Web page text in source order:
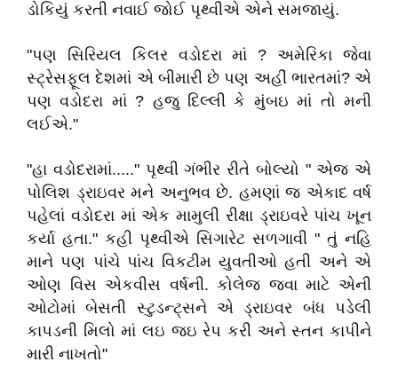
ડોકિયું કરતી નવાઈ જોઈ પૃથ્વીએ એને સમજાયું.
"પણ સિરિયલ કિલર વડોદરા માં ? અમેરિકા જેવા
સ્ટ્રેસફૂલ દેશમાં એ બીમારી છે પણ અહીં ભારતમાં? એ
પણ વડોદરા માં ? હજુ દિલ્લી કે મુંબઇ માં તો મની
લઈએ."
"હા વડોદરામાં....." પૃથ્વી ગંભીર રીતે બોલ્યો " એજ એ
પોલિશ ડ્રાઇવર મને અનુભવ છે. હમણાં જ એકાદ વર્ષ
પહેલાં વડોદરા માં એક મામુલી રીક્ષા ડ્રાઇવરે પાંચ ખૂન
કર્યા હતા." કહી પૃથ્વીએ સિગારેટ સળગાવી " તું નહિ
માને પણ પાંચે પાંચ વિકટીમ યુવતીઓ હતી અને એ
ઓણ વિસ એકવીસ વર્ષની. કોલેજ જવા માટે એની
ઓટોમાં બેસતી સ્ટુડન્ટ્સને એ ડ્રાઇવર બંધ પડેલી
કાપડની મિલો માં લઇ જઇ રેપ કરી અને સ્તન કાપીને
મારી નાખતો"